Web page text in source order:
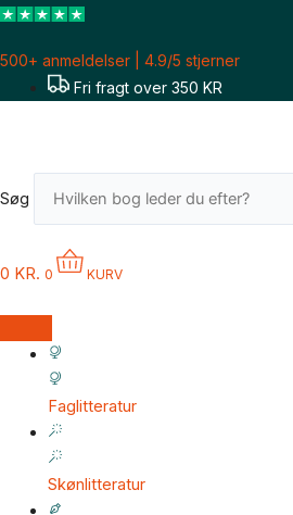
Gå
indholdet
500+ anmeldelser | 4.9/5 stjerner
Fri fragt over 350 KR
Søg
0 KR. 0 KURV
Faglitteratur
Skønlitteratur